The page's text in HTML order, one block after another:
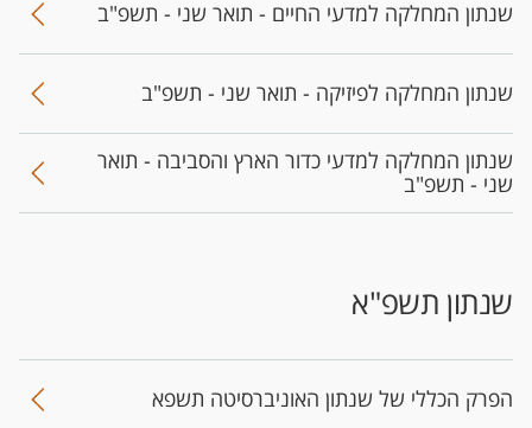
שנתון המחלקה למדעי החיים - תואר שני - תשפ"ב
שנתון המחלקה לפיזיקה - תואר שני - תשפ"ב
שנתון המחלקה למדעי כדור הארץ והסביבה - תואר
שני - תשפ"ב
שנתון תשפ"א
הפר​ק הכללי של שנתון האוניברסיטה​ תשפא